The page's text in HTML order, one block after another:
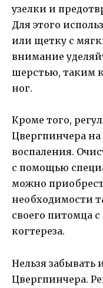
узелки и
Для этого
или щетку с
внимание
шерстью, таким
ног.
Кроме того,
Цвергпинчера
воспаления.
с помощью
можно
необходимости
своего питомца
когтереза.
Нельзя забывать
Цвергпинчера.